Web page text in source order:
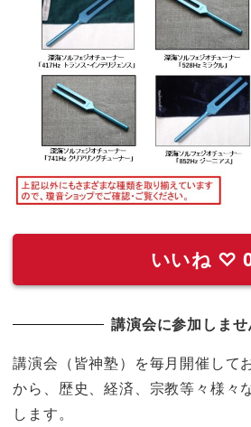
いいね ♡
講演会に参加しませ
講演会（皆神塾）を毎月開催して
から、歴史、経済、宗教等々様々
します。